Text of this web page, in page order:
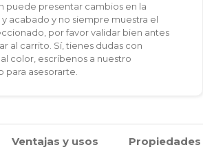
puede presentar cambios en la
acabado y no siempre muestra el
por favor validar bien antes
al carrito. Sí, tienes dudas con
color, escríbenos a nuestro
para asesorarte.
Ventajas y usos Propiedades